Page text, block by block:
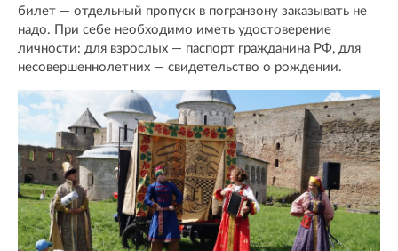
билет — отдельный пропуск в погранзону заказывать не
надо. При себе необходимо иметь удостоверение
личности: для взрослых — паспорт гражданина РФ, для
несовершеннолетних — свидетельство о рождении.